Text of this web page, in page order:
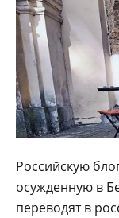
Российскую
осужденную в
переводят в